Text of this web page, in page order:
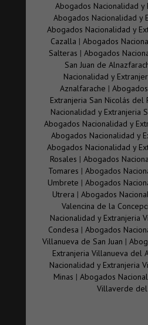
Abogados Nacionalidad y
Abogados Nacionalidad y
Abogados Nacionalidad y
Cazalla | Abogados
Salteras |Abogados
San Juan de
Nacionalidad y
Aznalfarache |
Extranjeria San Nicolás del
Nacionalidad y Extranjeria
Abogados Nacionalidad y
Abogados Nacionalidad y
Abogados Nacionalidad y
Rosales | Abogados
Tomares | Abogados
Umbrete |Abogados
Utrera | Abogados
Valencina de la
Nacionalidad y Extranjeria
Condesa | Abogados
Villanueva de San Juan |
Extranjeria Villanueva del
Nacionalidad y Extranjeria
Minas | Abogados
Villaverde del